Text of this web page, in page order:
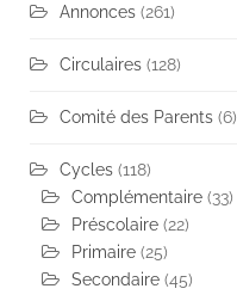
Annonces (261)
Circulaires (128)
Comité des Parents (6)
Cycles (118)
Complémentaire (33)
Préscolaire (22)
Primaire (25)
Secondaire (45)